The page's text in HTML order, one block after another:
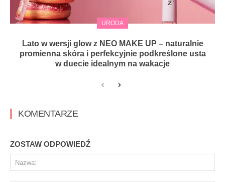
URODA
Lato w wersji glow z NEO MAKE UP – naturalnie
promienna skóra i perfekcyjnie podkreślone usta
w duecie idealnym na wakacje
KOMENTARZE
ZOSTAW ODPOWIEDŹ